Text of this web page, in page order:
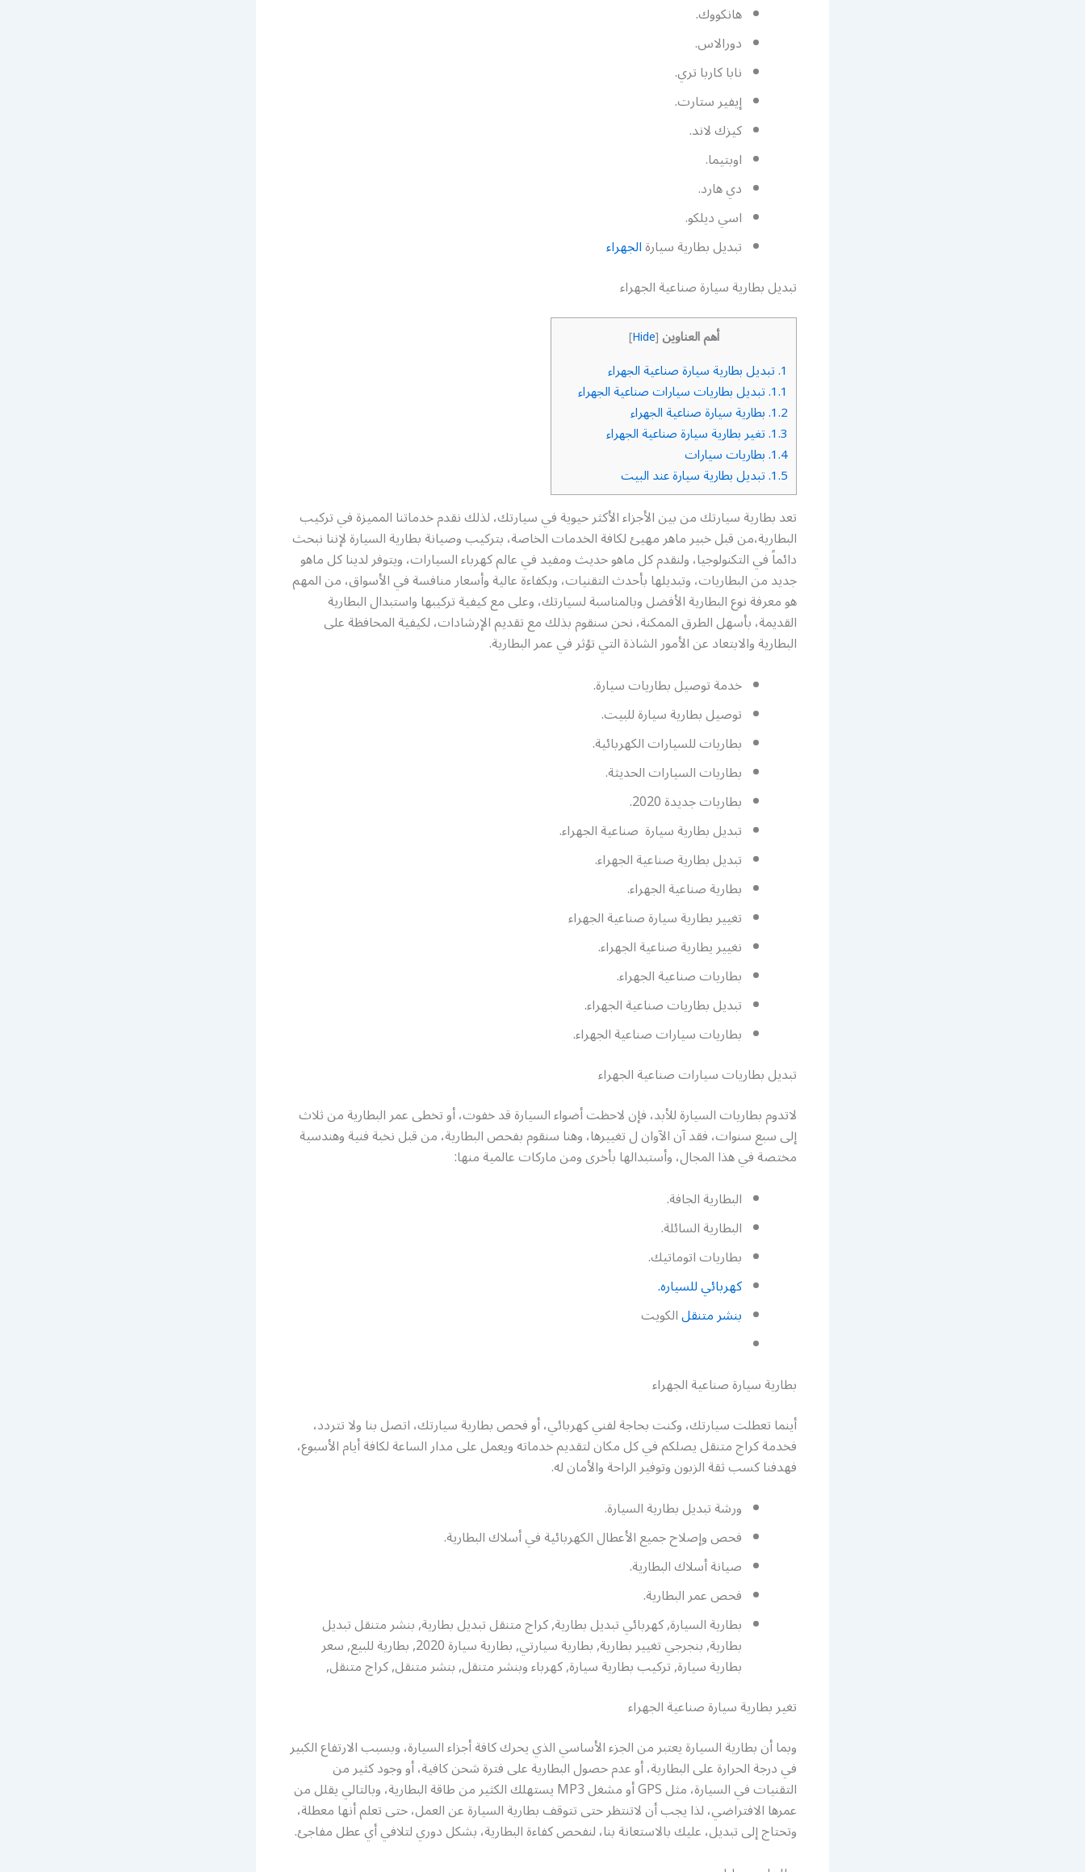
هانكووك.
دورالاس.
نابا كاربا تري.
إيفير ستارت.
كيزك لاند.
اوبتيما.
دي هارد.
اسي ديلكو.
تبديل بطارية سيارةالجهراء
تبديل بطارية سيارة صناعية الجهراء
أهم العناوين [
Hide
]
1. تبديل بطارية سيارة صناعية الجهراء
1.1. تبديل بطاريات سيارات صناعية الجهراء
1.2. بطارية سيارة صناعية الجهراء
1.3. تغير بطارية سيارة صناعية الجهراء
1.4. بطاريات سيارات
1.5. تبديل بطارية سيارة عند البيت
تعد بطارية سيارتك من بين الأجزاء الأكثر حيوية في سيارتك، لذلك نقدم خدماتنا المميزة في تركيب
البطارية،من قبل خبير ماهر مهيئ لكافة الخدمات الخاصة، بتركيب وصيانة بطارية السيارة لإننا نبحث
دائماً في التكنولوجيا، ولنقدم كل ماهو حديث ومفيد في عالم كهرباء السيارات، ويتوفر لدينا كل ماهو
جديد من البطاريات، وتبديلها بأحدث التقنيات، وبكفاءة عالية وأسعار منافسة في الأسواق، من المهم
هو معرفة نوع البطارية الأفضل وبالمناسبة لسيارتك، وعلى مع كيفية تركيبها واستبدال البطارية
القديمة، بأسهل الطرق الممكنة، نحن سنقوم بذلك مع تقديم الإرشادات، لكيفية المحافظة على
البطارية والابتعاد عن الأمور الشاذة التي تؤثر في عمر البطارية.
خدمة توصيل بطاريات سيارة.
توصيل بطارية سيارة للبيت.
بطاريات للسيارات الكهربائية.
بطاريات السيارات الحديثة.
بطاريات جديدة 2020.
تبديل بطارية سيارة صناعية الجهراء.
تبديل بطارية صناعية الجهراء.
بطارية صناعية الجهراء.
تغيير بطارية سيارة صناعية الجهراء
نغيير يطارية صناعية الجهراء.
بطاريات صناعية الجهراء.
تبديل بطاريات صناعية الجهراء.
بطاريات سيارات صناعية الجهراء.
تبديل بطاريات سيارات صناعية الجهراء
لاتدوم بطاريات السيارة للأبد، فإن لاحظت أضواء السيارة قد خفوت، أو تخطى عمر البطارية من ثلاث
إلى سبع سنوات، فقد آن الآوان ل تغييرها، وهنا سنقوم بفحص البطارية، من قبل نخبة فنية وهندسية
مختصة في هذا المجال، وأستبدالها بأخرى ومن ماركات عالمية منها:
البطارية الجافة.
البطارية السائلة.
بطاريات اتوماتيك.
كهربائي للسياره.
بنشر متنقلالكويت
بطارية سيارة صناعية الجهراء
أينما تعطلت سيارتك، وكنت بحاجة لفني كهربائي، أو فحص بطارية سيارتك، اتصل بنا ولا تتردد،
فخدمة كراج متنقل يصلكم في كل مكان لتقديم خدماته ويعمل على مدار الساعة لكافة أيام الأسبوع،
فهدفنا كسب ثقة الزبون وتوفير الراحة والأمان له.
ورشة تبديل بطارية السيارة.
فحص وإصلاح جميع الأعطال الكهربائية في أسلاك البطارية.
صيانة أسلاك البطارية.
فحص عمر البطارية.
بطارية السيارة, كهربائي تبديل بطارية, كراج متنقل تبديل بطارية, بنشر متنقل تبديل
بطارية, بنجرجي تغيير بطارية, بطارية سيارتي, بطارية سيارة 2020, بطارية للبيع, سعر
بطارية سيارة, تركيب بطارية سيارة, كهرباء وبنشر متنقل, بنشر متنقل, كراج متنقل,
تغير بطارية سيارة صناعية الجهراء
وبما أن بطارية السيارة يعتبر من الجزء الأساسي الذي يحرك كافة أجزاء السيارة، وبسبب الارتفاع الكبير
في درجة الحرارة على البطارية، أو عدم حصول البطارية على فترة شحن كافية، أو وجود كثير من
التقنيات في السيارة، مثل GPS أو مشغل MP3 يستهلك الكثير من طاقة البطارية، وبالتالي يقلل من
عمرها الافتراضي، لذا يجب أن لاتنتظر حتى تتوقف بطارية السيارة عن العمل، حتى تعلم أنها معطلة،
وتحتاج إلى تبديل، عليك بالاستعانة بنا، لنفحص كفاءة البطارية، بشكل دوري لتلافي أي عطل مفاجئ.